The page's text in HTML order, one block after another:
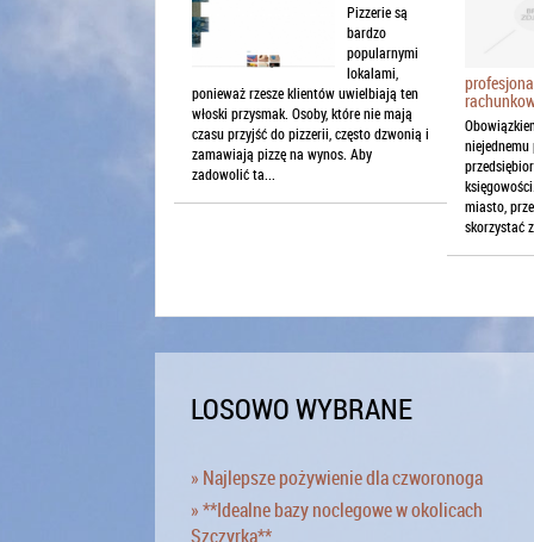
Pizzerie są
bardzo
popularnymi
lokalami,
ponieważ rzesze klientów uwielbiają ten
włoski przysmak. Osoby, które nie mają
czasu przyjść do pizzerii, często dzwonią i
zamawiają pizzę na wynos. Aby
zadowolić ta...
miasto,
skorzystać
LOSOWO WYBRANE
» Najlepsze pożywienie dla czworonoga
» **Idealne bazy noclegowe w okolicach
Szczyrka**